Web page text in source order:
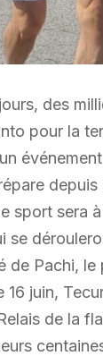
des
pour la
sport sera
se
de Pachi, le
16 juin,
de la